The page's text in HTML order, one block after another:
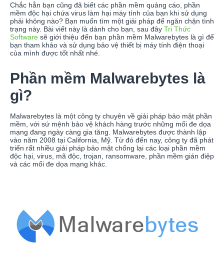
Chắc hẳn bạn cũng đã biết các phần mềm quảng cáo, phần
mềm độc hại chứa virus làm hại máy tính của bạn khi sử dụng
phải không nào? Bạn muốn tìm một giải pháp để ngăn chặn tình
trạng này. Bài viết này là dành cho bạn, sau đây Tri Thức
Software sẽ giới thiệu đến bạn phần mềm Malwarebytes là gì để
bạn tham khảo và sử dụng bảo vệ thiết bị máy tính điện thoại
của mình được tốt nhất nhé.
Phần mềm Malwarebytes là
gì?
Malwarebytes là một công ty chuyên về giải pháp bảo mật phần
mềm, với sứ mệnh bảo vệ khách hàng trước những mối đe dọa
mạng đang ngày càng gia tăng. Malwarebytes được thành lập
vào năm 2008 tại California, Mỹ. Từ đó đến nay, công ty đã phát
triển rất nhiều giải pháp bảo mật chống lại các loại phần mềm
độc hại, virus, mã độc, trojan, ransomware, phần mềm gián điệp
và các mối đe dọa mạng khác.